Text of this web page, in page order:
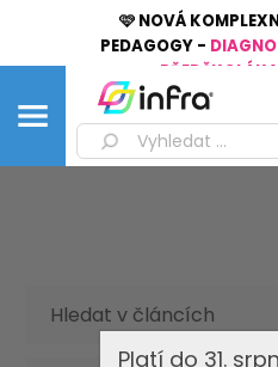
🩷 NOVÁ
PEDAGOGY -
PŘEDŠKOLÁKA
Hledat v článcích
Platí do 31.